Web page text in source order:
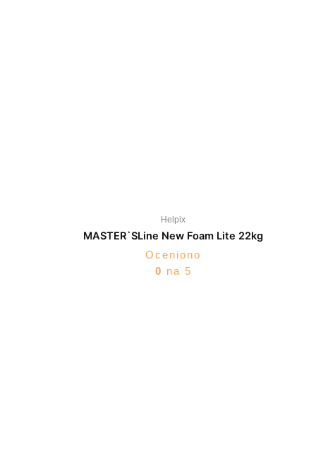
Helpix
MASTER`SLine New Foam Lite 22kg
Oceniono
0 na 5